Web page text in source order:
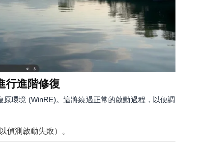
行進階修復
環境 (WinRE)。這將繞過正常的啟動過程，以便調
偵測啟動失敗）。